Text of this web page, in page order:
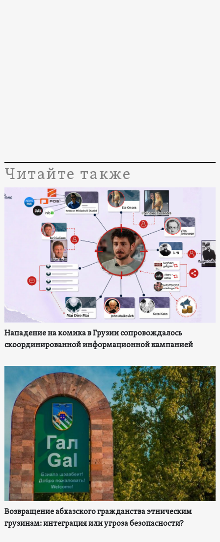
Читайте также
Нападение на комика в Грузии сопровождалось
скоординированной информационной кампанией
Возвращение абхазского гражданства этническим
грузинам: интеграция или угроза безопасности?